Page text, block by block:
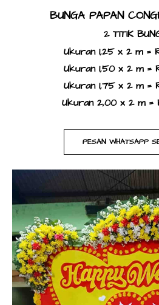
BUNGA PAPAN
​2 TITIK
Ukuran 1,25 x 2 m =
Ukuran 1,50 x 2 m =
Ukuran 1,75 x 2 m =
Ukuran 2,00 x 2 m =
PESAN WHATSAPP